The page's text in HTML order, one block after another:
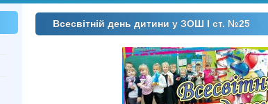
Всесвітній день дитини у ЗОШ І ст. №25